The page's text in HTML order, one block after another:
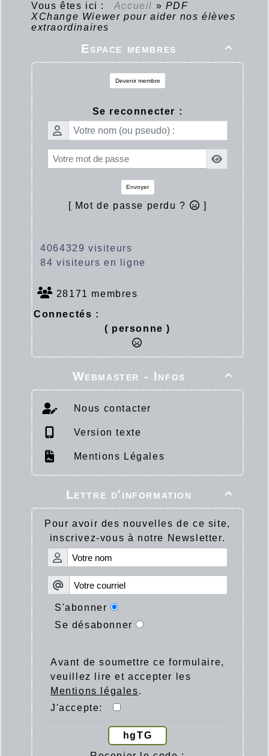
Vous êtes ici : Accueil » PDF
XChange Wiewer pour aider nos élèves
extraordinaires

Espace membres
Devenir membre
Se reconnecter :
Envoyer
[ Mot de passe perdu ? ]
4064329 visiteurs
84 visiteurs en ligne
28171 membres
Connectés :
( personne )

Webmaster - Infos
Nous contacter
Version texte
Mentions Légales

Lettre d'information
Pour avoir des nouvelles de ce site,
inscrivez-vous à notre Newsletter.
S'abonner
Se désabonner
Avant de soumettre ce formulaire,
veuillez lire et accepter les
Mentions légales.
J'accepte:
hgTG